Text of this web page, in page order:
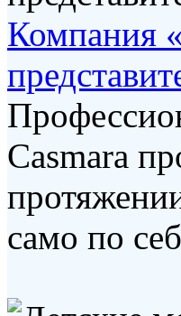
Компания
Casmara
само по